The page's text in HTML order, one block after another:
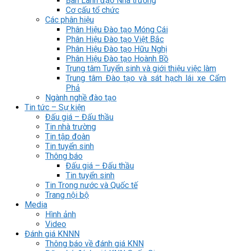
Cơ cấu tổ chức
Các phân hiệu
Phân Hiệu Đào tạo Móng Cái
Phân Hiệu Đào tạo Việt Bắc
Phân Hiệu Đào tạo Hữu Nghị
Phân Hiệu Đào tạo Hoành Bồ
Trung tâm Tuyển sinh và giới thiệu việc làm
Trung tâm Đào tạo và sát hạch lái xe Cẩm
Phả
Ngành nghề đào tạo
Tin tức – Sự kiện
Đấu giá – Đấu thầu
Tin nhà trường
Tin tập đoàn
Tin tuyển sinh
Thông báo
Đấu giá – Đấu thầu
Tin tuyển sinh
Tin Trong nước và Quốc tế
Trang nội bộ
Media
Hình ảnh
Video
Đánh giá KNNN
Thông báo về đánh giá KNN